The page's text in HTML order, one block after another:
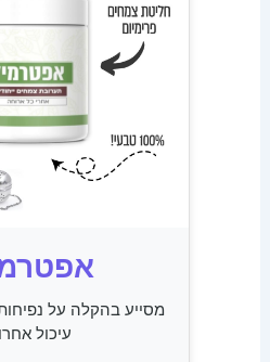
מסייע בהקלה על
עיכול